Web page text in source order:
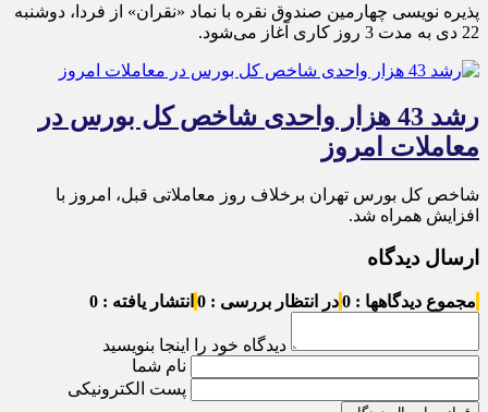
پذیره‌ نویسی چهارمین صندوق نقره با نماد «نقران» از فردا، دوشنبه
22 دی به مدت 3 روز کاری آغاز می‌شود.
رشد 43 هزار واحدی شاخص کل بورس در
معاملات امروز
شاخص کل بورس تهران برخلاف روز معاملاتی قبل، امروز با
افزایش همراه شد.
ارسال دیدگاه
مجموع دیدگاهها : 0 در انتظار بررسی : 0 انتشار یافته : 0
دیدگاه خود را اینجا بنویسید
نام شما
پست الکترونیکی